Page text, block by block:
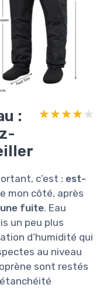
:
★★★★★
★★★★★
c’est : est-
mon côté, après
fuite. Eau
un peu plus
d’humidité qui
au niveau
sont restés